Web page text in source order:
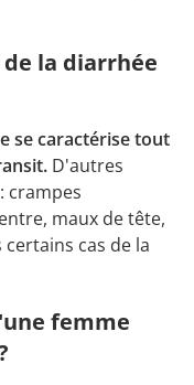
la diarrhée
se caractérise tout
D'autres
crampes
maux de tête,
cas de la
femme